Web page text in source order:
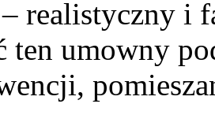
realistyczny i
ten umowny